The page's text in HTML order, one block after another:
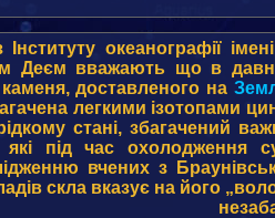
Інституту океанографії
Деєм вважають що в
доставленого на
легкими ізотопами
стані, збагачений
які під час охолодження
вчених з
скла вказує на його